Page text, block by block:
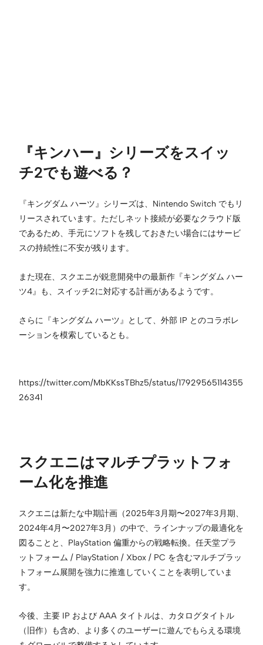
『キンハー』シリーズをスイッ
チ2でも遊べる？
『キングダム ハーツ』シリーズは、Nintendo Switch でもリ
リースされています。ただしネット接続が必要なクラウド版
であるため、手元にソフトを残しておきたい場合にはサービ
スの持続性に不安が残ります。
また現在、スクエニが鋭意開発中の最新作『キングダム ハー
ツ4』も、スイッチ2に対応する計画があるようです。
さらに『キングダム ハーツ』として、外部 IP とのコラボレ
ーションを模索しているとも。
https://twitter.com/MbKKssTBhz5/status/17929565114355
26341
スクエニはマルチプラットフォ
ーム化を推進
スクエニは新たな中期計画（2025年3月期〜2027年3月期、
2024年4月〜2027年3月）の中で、ラインナップの最適化を
図ることと、PlayStation 偏重からの戦略転換。任天堂プラ
ットフォーム / PlayStation / Xbox / PC を含むマルチプラッ
トフォーム展開を強力に推進していくことを表明していま
す。
今後、主要 IP および AAA タイトルは、カタログタイトル
（旧作）も含め、より多くのユーザーに遊んでもらえる環境